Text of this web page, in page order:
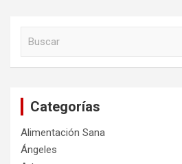
Categorías
Alimentación Sana
Ángeles